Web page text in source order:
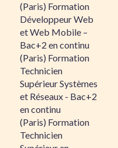
(Paris) Formation
Développeur Web
et Web Mobile –
Bac+2 en continu
(Paris) Formation
Technicien
Supérieur Systèmes
et Réseaux - Bac+2
en continu
(Paris) Formation
Technicien